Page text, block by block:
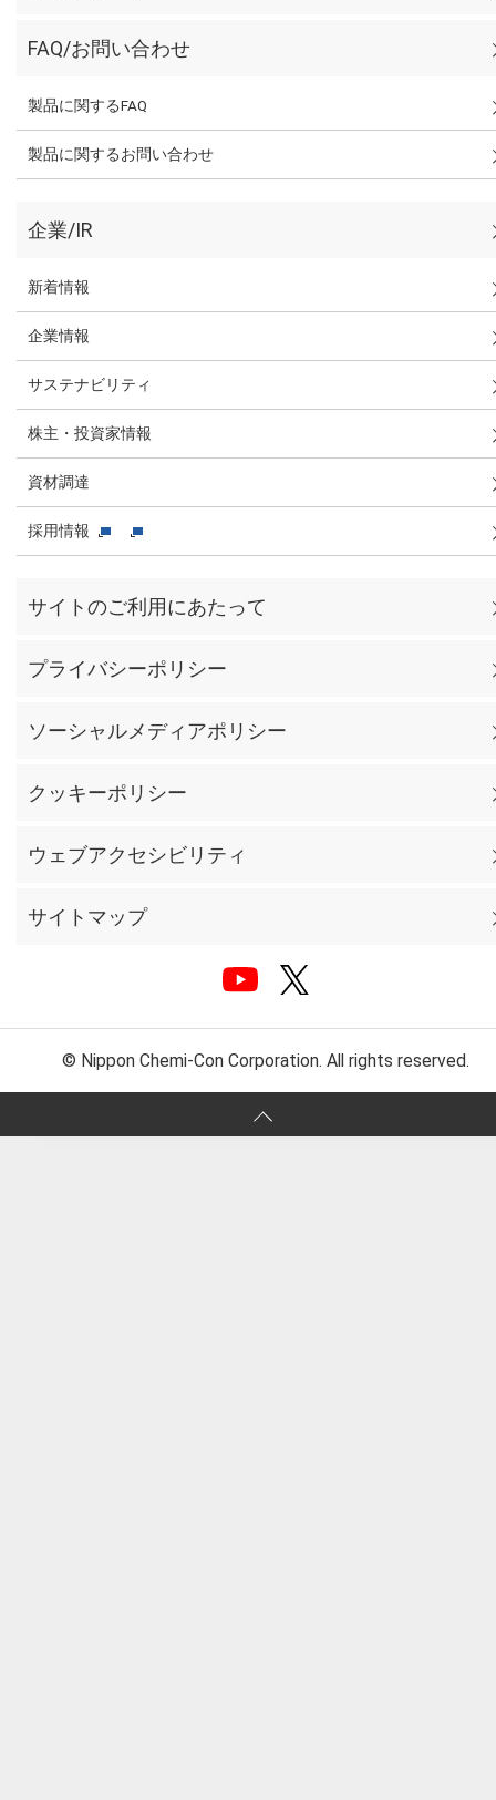
FAQ/お問い合わせ
製品に関するFAQ
製品に関するお問い合わせ
企業/IR
新着情報
企業情報
サステナビリティ
株主・投資家情報
資材調達
採用情報
サイトのご利用にあたって
プライバシーポリシー
ソーシャルメディアポリシー
クッキーポリシー
ウェブアクセシビリティ
サイトマップ
© Nippon Chemi-Con Corporation. All rights reserved.